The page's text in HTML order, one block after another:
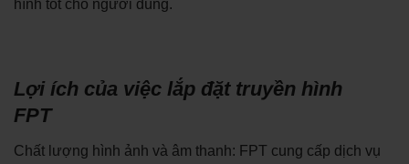
hình tốt cho người dùng.
Lợi ích của việc lắp đặt truyền hình
FPT
Chất lượng hình ảnh và âm thanh: FPT cung cấp dịch vụ